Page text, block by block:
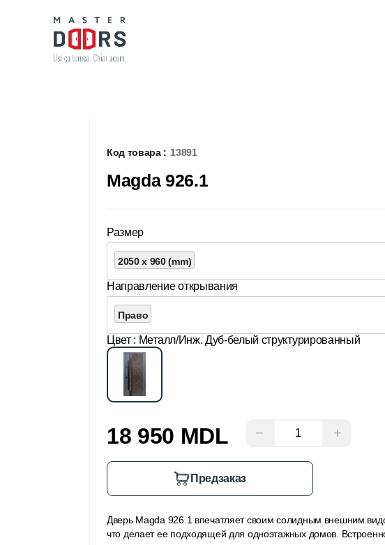
Код товара : 13891
Magda 926.1
Размер
2050 x 960 (mm)
Направление открывания
Право
Цвет : Металл/Инж. Дуб-белый структурированный
18 950 MDL − +
Предзаказ
Дверь Magda 926.1 впечатляет своим солидным внешним
что делает ее подходящей для одноэтажных домов.